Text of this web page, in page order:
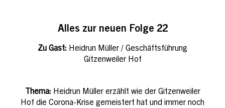
Alles zur neuen Folge 22
Zu Gast: Heidrun Müller / Geschäftsführung
Gitzenweiler Hof
Thema: Heidrun Müller erzählt wie der Gitzenweiler
Hof die Corona-Krise gemeistert hat und immer noch